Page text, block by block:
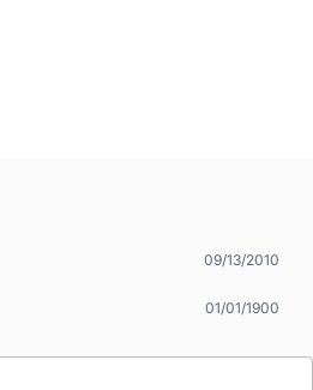
09/13/2010
01/01/1900